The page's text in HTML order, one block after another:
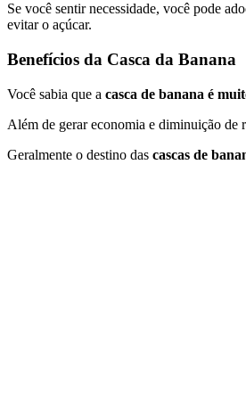
Se você sentir necessidade, você pode
evitar o açúcar.
Benefícios da Casca da Banana
Você sabia que a casca de banana é
Além de gerar economia e diminuição de
Geralmente o destino das cascas de